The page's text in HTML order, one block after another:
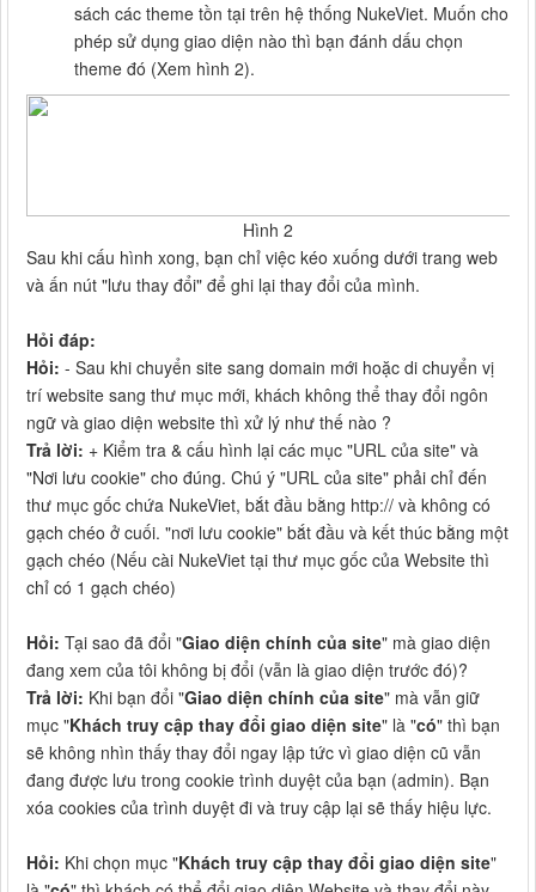
sách các theme tồn tại trên hệ thống NukeViet. Muốn cho
phép sử dụng giao diện nào thì bạn đánh dấu chọn
theme đó (Xem hình 2).
Hình 2
Sau khi cấu hình xong, bạn chỉ việc kéo xuống dưới trang web
và ấn nút "lưu thay đổi" để ghi lại thay đổi của mình.
Hỏi đáp:
Hỏi: - Sau khi chuyển site sang domain mới hoặc di chuyển vị
trí website sang thư mục mới, khách không thể thay đổi ngôn
ngữ và giao diện website thì xử lý như thế nào ?
Trả lời: + Kiểm tra & cấu hình lại các mục "URL của site" và
"Nơi lưu cookie" cho đúng. Chú ý "URL của site" phải chỉ đến
thư mục gốc chứa NukeViet, bắt đầu bằng http:// và không có
gạch chéo ở cuối. "nơi lưu cookie" bắt đầu và kết thúc bằng một
gạch chéo (Nếu cài NukeViet tại thư mục gốc của Website thì
chỉ có 1 gạch chéo)
Hỏi: Tại sao đã đổi "Giao diện chính của site" mà giao diện
đang xem của tôi không bị đổi (vẫn là giao diện trước đó)?
Trả lời: Khi bạn đổi "Giao diện chính của site" mà vẫn giữ
mục "Khách truy cập thay đổi giao diện site" là "có" thì bạn
sẽ không nhìn thấy thay đổi ngay lập tức vì giao diện cũ vẫn
đang được lưu trong cookie trình duyệt của bạn (admin). Bạn
xóa cookies của trình duyệt đi và truy cập lại sẽ thấy hiệu lực.
Hỏi: Khi chọn mục "Khách truy cập thay đổi giao diện site"